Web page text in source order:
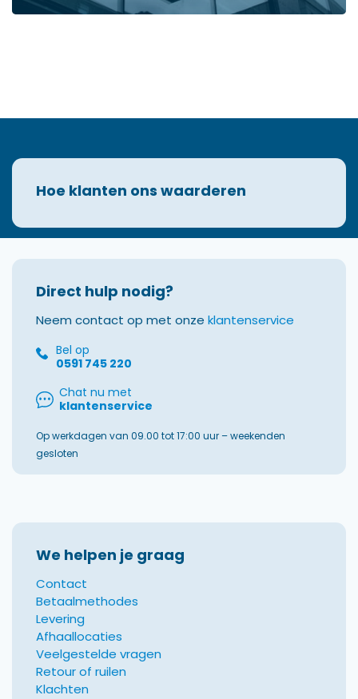
Hoe klanten ons waarderen
Direct hulp nodig?
Neem contact op met onze klantenservice
Bel op
0591 745 220
Chat nu met
klantenservice
Op werkdagen van 09.00 tot 17:00 uur – weekenden
gesloten
We helpen je graag
Contact
Betaalmethodes
Levering
Afhaallocaties
Veelgestelde vragen
Retour of ruilen
Klachten